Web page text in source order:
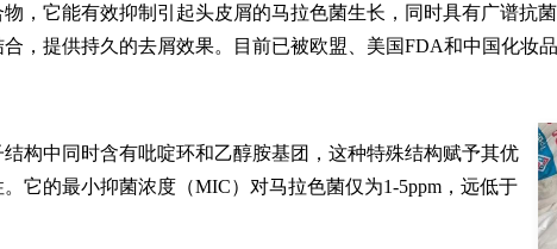
，它能有效抑制引起头皮屑的马拉色菌生长，同时具有广谱抗
，提供持久的去屑效果。目前已被欧盟、美国FDA和中国化妆品
结构中同时含有吡啶环和乙醇胺基团，这种特殊结构赋予其优
它的最小抑菌浓度（MIC）对马拉色菌仅为1-5ppm，远低于